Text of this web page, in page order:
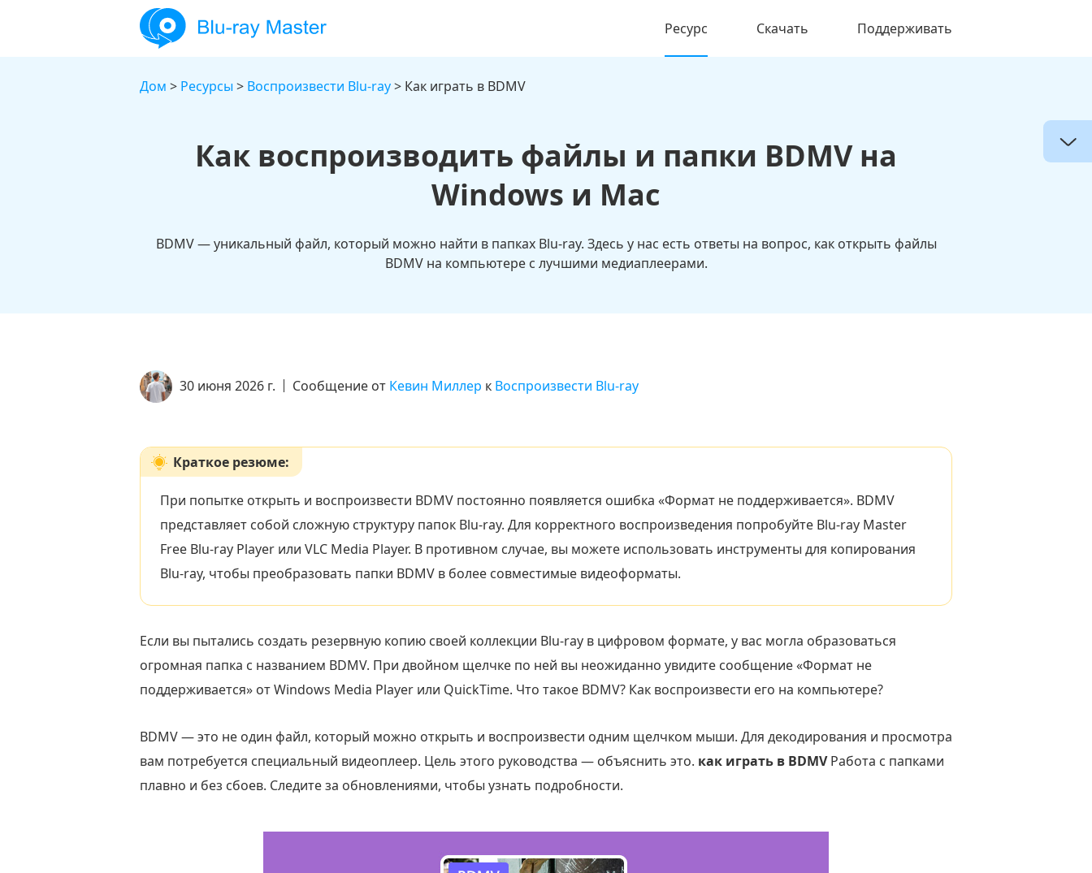
Ресурс Скачать Поддерживать
Дом > Ресурсы > Воспроизвести Blu-ray> Как играть в BDMV
Как воспроизводить файлы и папки BDMV на
Windows и Mac
BDMV — уникальный файл, который можно найти в папках Blu-ray. Здесь у нас есть ответы на вопрос, как открыть файлы
BDMV на компьютере с лучшими медиаплеерами.
30 июня 2026 г. Сообщение от Кевин Миллер к Воспроизвести Blu-ray
Краткое резюме:
При попытке открыть и воспроизвести BDMV постоянно появляется ошибка «Формат не поддерживается». BDMV
представляет собой сложную структуру папок Blu-ray. Для корректного воспроизведения попробуйте Blu-ray Master
Free Blu-ray Player или VLC Media Player. В противном случае, вы можете использовать инструменты для копирования
Blu-ray, чтобы преобразовать папки BDMV в более совместимые видеоформаты.
Если вы пытались создать резервную копию своей коллекции Blu-ray в цифровом формате, у вас могла образоваться
огромная папка с названием BDMV. При двойном щелчке по ней вы неожиданно увидите сообщение «Формат не
поддерживается» от Windows Media Player или QuickTime. Что такое BDMV? Как воспроизвести его на компьютере?
BDMV — это не один файл, который можно открыть и воспроизвести одним щелчком мыши. Для декодирования и просмотра
вам потребуется специальный видеоплеер. Цель этого руководства — объяснить это. как играть в BDMVРабота с папками
плавно и без сбоев. Следите за обновлениями, чтобы узнать подробности.